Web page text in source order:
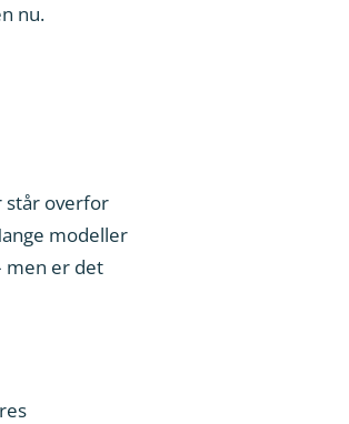
nu.
står overfor
modeller
men er det